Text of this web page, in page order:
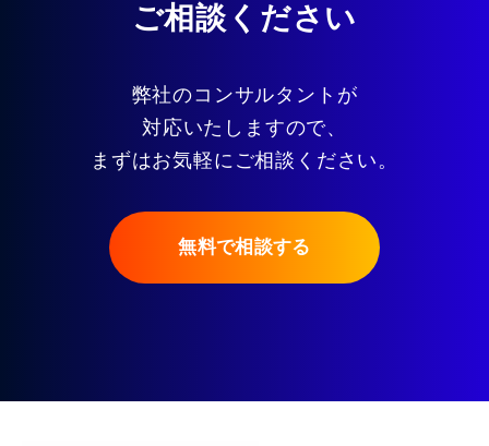
ご相談ください
弊社のコンサルタントが
対応いたしますので、
まずはお気軽にご相談ください。
無料で相談する